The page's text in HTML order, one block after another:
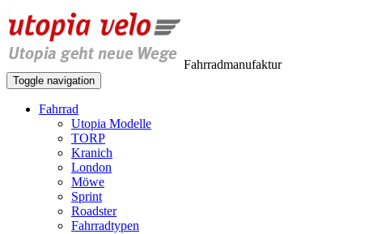
Fahrradmanufaktur
Toggle navigation
Fahrrad
Utopia Modelle
TORP
Kranich
London
Möwe
Sprint
Roadster
Fahrradtypen